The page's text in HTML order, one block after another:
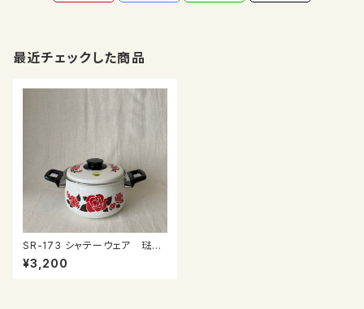
最近チェックした商品
SR-173 シャテーウェア 琺瑯
なべ
¥3,200